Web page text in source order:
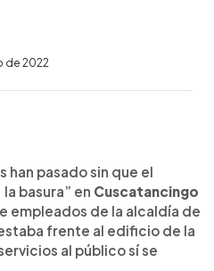
de 2022
han pasado sin que el
basura” en Cuscatancingo
empleados de la alcaldía de
frente al edificio de la
al público sí se